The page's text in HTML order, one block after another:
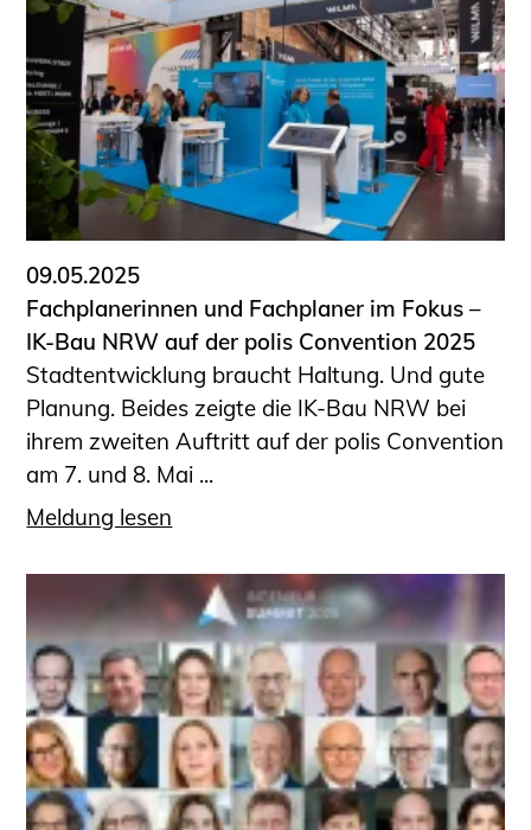
09.05.2025
Fachplanerinnen und Fachplaner im Fokus –
IK-Bau NRW auf der polis Convention 2025
Stadtentwicklung braucht Haltung. Und gute
Planung. Beides zeigte die IK-Bau NRW bei
ihrem zweiten Auftritt auf der polis Convention
am 7. und 8. Mai ...
Meldung lesen